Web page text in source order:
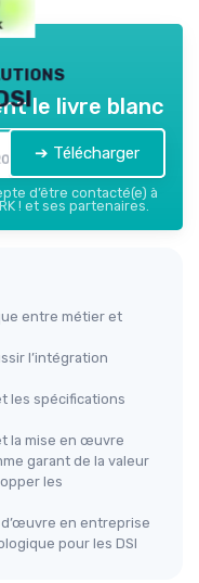
le livre blanc
➔ Télécharger
d’être contacté(e) à
! et ses partenaires.
entre métier et
l’intégration
les spécifications
la mise en œuvre
garant de la valeur
les
d’œuvre en entreprise
pour les DSI